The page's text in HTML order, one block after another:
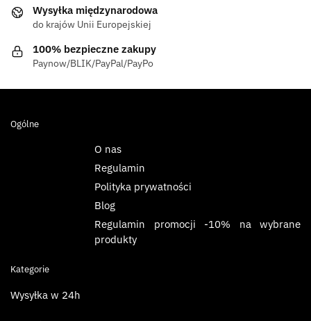
Wysyłka międzynarodowa
do krajów Unii Europejskiej
100% bezpieczne zakupy
Paynow/BLIK/PayPal/PayPo
Ogólne
O nas
Regulamin
Polityka prywatności
Blog
Regulamin promocji -10% na wybrane
produkty
Kategorie
Wysyłka w 24h